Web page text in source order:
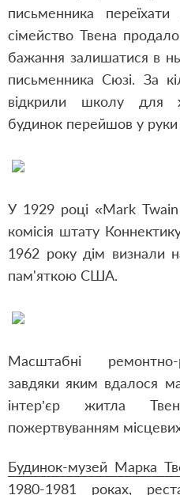
письменника
сімейство Твена
бажання залишатися в
письменника Сюзі. За
відкрили школу для
будинок перейшов у руки
У 1929 році «Mark Twain
комісія штату
1962 року дім визнали
пам'яткою США.
Масштабні ремонтно-
завдяки яким вдалося
інтер’єр житла
пожертвуванням
Будинок-музей Марка
1980-1981 роках,